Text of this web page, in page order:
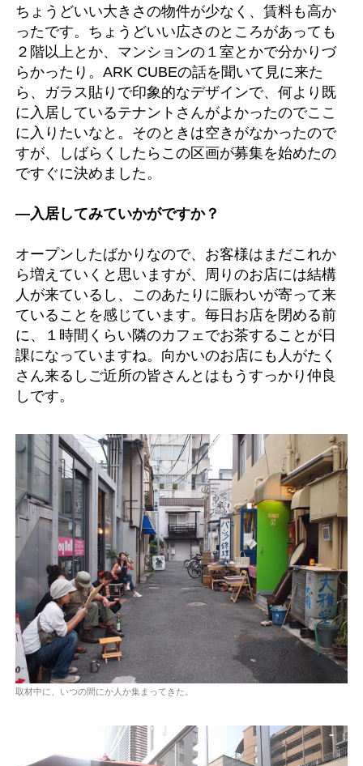
ちょうどいい大きさの物件が少なく、賃料も高か
ったです。ちょうどいい広さのところがあっても
２階以上とか、マンションの１室とかで分かりづ
らかったり。ARK CUBEの話を聞いて見に来た
ら、ガラス貼りで印象的なデザインで、何より既
に入居しているテナントさんがよかったのでここ
に入りたいなと。そのときは空きがなかったので
すが、しばらくしたらこの区画が募集を始めたの
ですぐに決めました。
―入居してみていかがですか？
オープンしたばかりなので、お客様はまだこれか
ら増えていくと思いますが、周りのお店には結構
人が来ているし、このあたりに賑わいが寄って来
ていることを感じています。毎日お店を閉める前
に、１時間くらい隣のカフェでお茶することが日
課になっていますね。向かいのお店にも人がたく
さん来るしご近所の皆さんとはもうすっかり仲良
しです。
取材中に、いつの間にか人か集まってきた。